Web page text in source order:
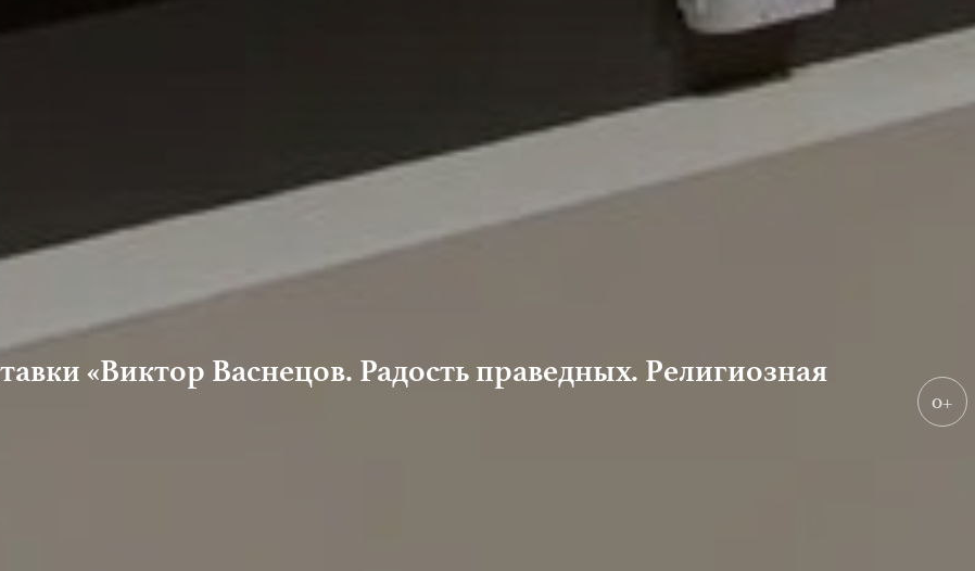
«Виктор Васнецов. Радость праведных. Религиозная
0+